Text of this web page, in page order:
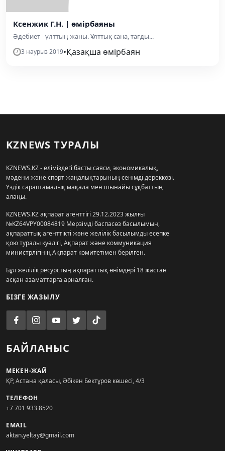
Ксенжик Г.Н. | өмірбаяны
Әдебиет - ұлттың жаны. Ұлттық сана, тағды...
3 наурыз 2019•Қазақша өмірбаян
KZNEWS ТУРАЛЫ
KZNEWS.KZ - еліміздегі басты саяси, экономикалық,
мәдени және спорт жаңалықтарының сенімді дереккөзі.
Үздік сараптамалық мақала мен шынайы сұқбаттың
алаңы.
KZNEWS.KZ ақпарат агенттігі 29.12.2023 жылғы
№KZ64VPY00084819 Мерзімді баспасөз басылымын,
ақпараттық агенттікті және желілік басылымды есепке
қою туралы куәлігі, Ақпарат және коммуникация
министрлігінің Ақпарат комитетімен берілген.
Бұл желілік ресурстың ақпараттық өнімдері 18 жастан
асқан азаматтарға арналған.
БІЗГЕ ЖАЗЫЛУ
БАЙЛАНЫС
МЕКЕН-ЖАЙ
ҚР, Астана қаласы, Әбікен Бектұров көшесі, 4/3
ТЕЛЕФОН
+7 701 933 8520
EMAIL
aktan.yeltay@gmail.com